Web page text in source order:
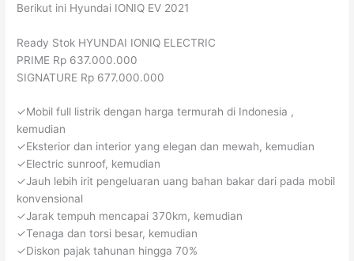
Berikut ini Hyundai IONIQ EV 2021
Ready Stok HYUNDAI IONIQ ELECTRIC
PRIME Rp 637.000.000
SIGNATURE Rp 677.000.000
✓Mobil full listrik dengan harga termurah di Indonesia ,
kemudian
✓Eksterior dan interior yang elegan dan mewah, kemudian
✓Electric sunroof, kemudian
✓Jauh lebih irit pengeluaran uang bahan bakar dari pada mobil
konvensional
✓Jarak tempuh mencapai 370km, kemudian
✓Tenaga dan torsi besar, kemudian
✓Diskon pajak tahunan hingga 70%